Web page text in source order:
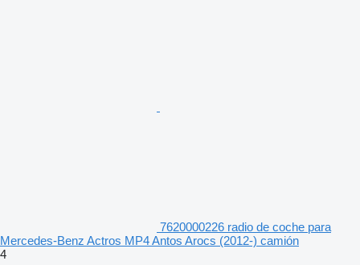
7620000226 radio de coche para
Mercedes-Benz Actros MP4 Antos Arocs (2012-) camión
4